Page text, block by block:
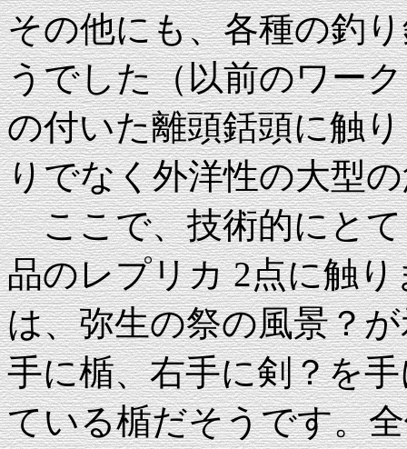
その他にも、各種の釣
うでした（以前のワー
の付いた離頭銛頭に触
りでなく外洋性の大型
ここで、技術的にとて
品のレプリカ 2点に触
は、弥生の祭の風景？
手に楯、右手に剣？を
ている楯だそうです。